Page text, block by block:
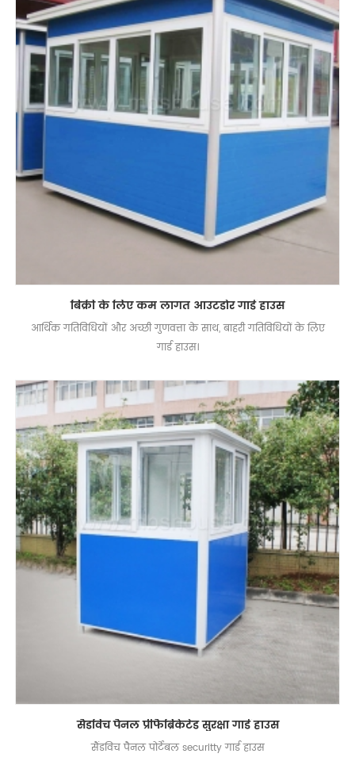
बिक्री के लिए कम लागत आउटडोर गार्ड हाउस
आर्थिक गतिविधियों और अच्छी गुणवत्ता के साथ, बाहरी गतिविधियों के लिए
गार्ड हाउस।
सैंडविच पैनल प्रीफैब्रिकेटेड सुरक्षा गार्ड हाउस
सैंडविच पैनल पोर्टेबल securitty गार्ड हाउस